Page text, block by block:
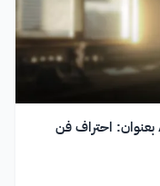
دورة عبر الإنترنت تُقدِّمها منصة Almentor بعنوان: احتراف فن